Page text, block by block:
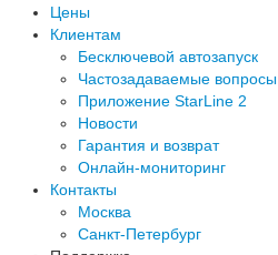
Цены
Клиентам
Бесключевой автозапуск
Частозадаваемые вопросы
Приложение StarLine 2
Новости
Гарантия и возврат
Онлайн-мониторинг
Контакты
Москва
Санкт-Петербург